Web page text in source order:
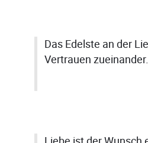
Das Edelste an der
Vertrauen zueinander.